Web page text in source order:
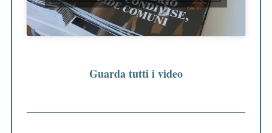
Guarda tutti i video